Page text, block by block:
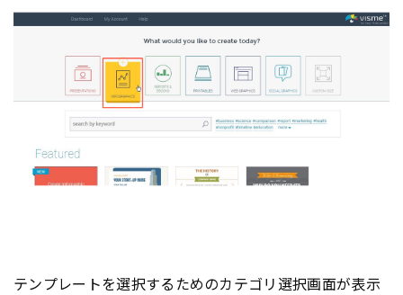
テンプレートを選択するためのカテゴリ選択画面が表示